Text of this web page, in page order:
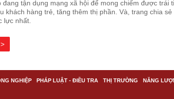
tận dụng mạng xã hội để mong chiếm được trái
khách hàng trẻ, tăng thêm thị phần. Và, trang chia sẻ
lực nhất.
>
NGHIỆP PHÁP LUẬT - ĐIỀU TRA THỊ TRƯỜNG NĂNG